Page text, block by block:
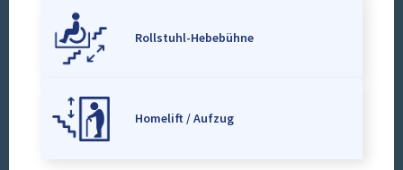
Rollstuhl-Hebebühne
Homelift / Aufzug